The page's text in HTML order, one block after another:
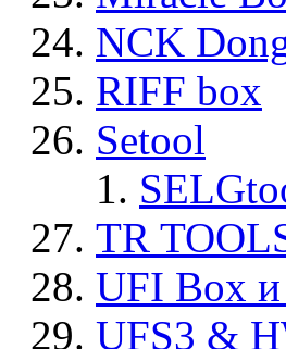
NCK
RIFF box
Setool
TR
UFI Box
UFS3 &